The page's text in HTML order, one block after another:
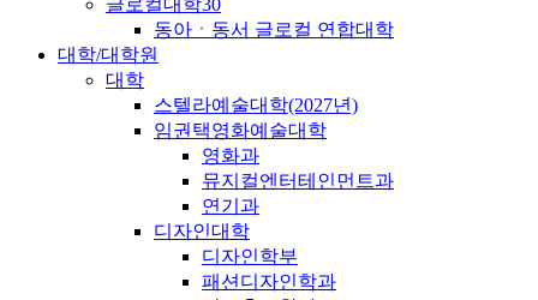
동아ㆍ동서 글로컬 연합대학
대학/대학원
대학
스텔라예술대학(2027년)
임권택영화예술대학
영화과
뮤지컬엔터테인먼트과
연기과
디자인대학
디자인학부
패션디자인학과